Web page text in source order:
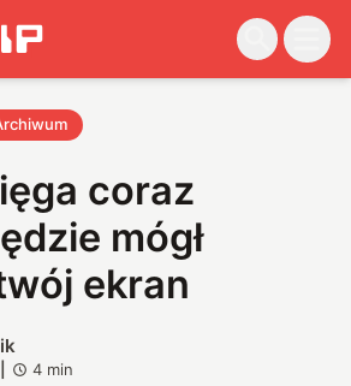
coraz
mógł
ekran
4 min